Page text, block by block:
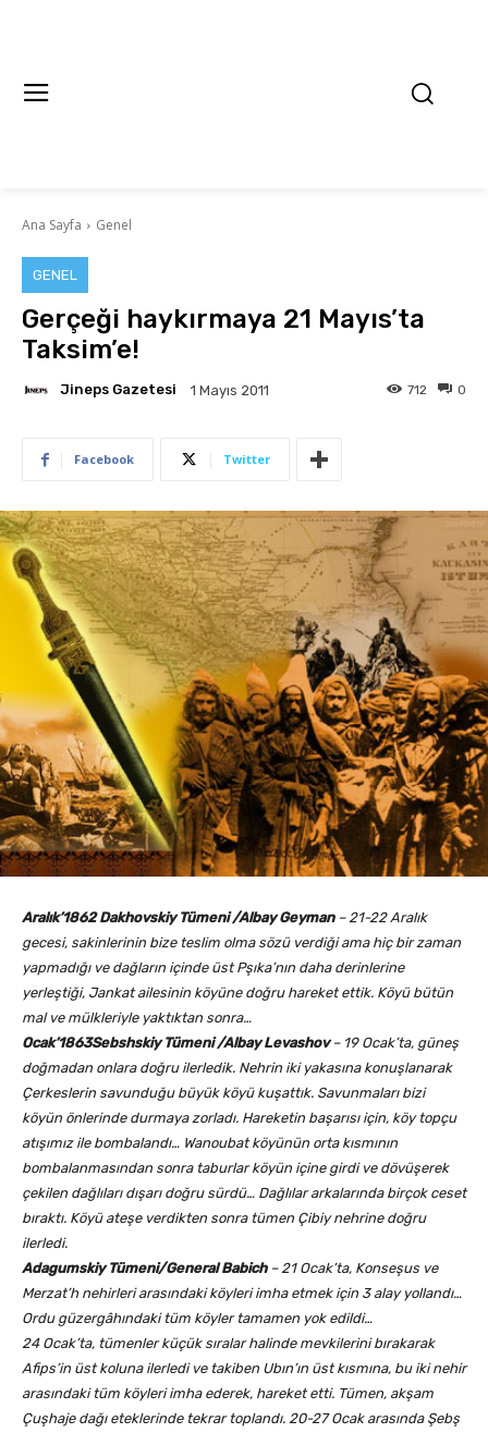
Ana Sayfa Genel
GENEL
Gerçeği haykırmaya 21 Mayıs’ta
Taksim’e!
Jineps Gazetesi 1 Mayıs 2011 0
712
Facebook Twitter
Aralık’1862 Dakhovskiy Tümeni /Albay Geyman – 21-22 Aralık
gecesi, sakinlerinin bize teslim olma sözü verdiği ama hiç bir zaman
yapmadığı ve dağların içinde üst Pşıka’nın daha derinlerine
yerleştiği, Jankat ailesinin köyüne doğru hareket ettik. Köyü bütün
mal ve mülkleriyle yaktıktan sonra…
Ocak’1863Sebshskiy Tümeni /Albay Levashov – 19 Ocak’ta, güneş
doğmadan onlara doğru ilerledik. Nehrin iki yakasına konuşlanarak
Çerkeslerin savunduğu büyük köyü kuşattık. Savunmaları bizi
köyün önlerinde durmaya zorladı. Hareketin başarısı için, köy topçu
atışımız ile bombalandı… Wanoubat köyünün orta kısmının
bombalanmasından sonra taburlar köyün içine girdi ve dövüşerek
çekilen dağlıları dışarı doğru sürdü… Dağlılar arkalarında birçok ceset
bıraktı. Köyü ateşe verdikten sonra tümen Çibiy nehrine doğru
ilerledi.
Adagumskiy Tümeni/General Babich – 21 Ocak’ta, Konseşus ve
Merzat’h nehirleri arasındaki köyleri imha etmek için 3 alay yollandı…
Ordu güzergâhındaki tüm köyler tamamen yok edildi…
24 Ocak’ta, tümenler küçük sıralar halinde mevkilerini bırakarak
Afips’in üst koluna ilerledi ve takiben Ubın’ın üst kısmına, bu iki nehir
arasındaki tüm köyleri imha ederek, hareket etti. Tümen, akşam
Çuşhaje dağı eteklerinde tekrar toplandı. 20-27 Ocak arasında Şebş